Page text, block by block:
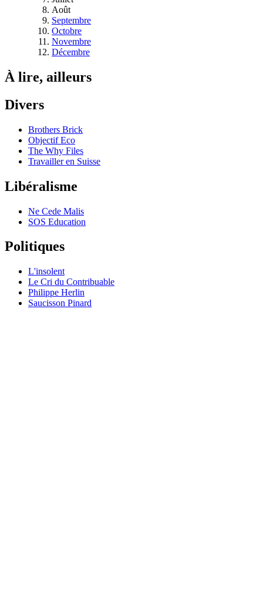
Août
Septembre
Octobre
Novembre
Décembre
À lire, ailleurs
Divers
Brothers Brick
Objectif Eco
The Why Files
Travailler en Suisse
Libéralisme
Ne Cede Malis
SOS Education
Politiques
L'insolent
Le Cri du Contribuable
Philippe Herlin
Saucisson Pinard